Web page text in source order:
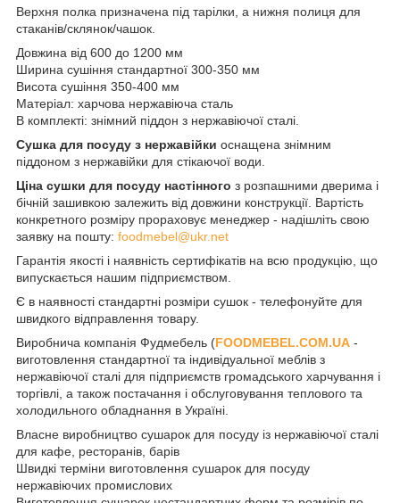
Верхня полка призначена під тарілки, а нижня полиця для
стаканів/склянок/чашок.
Довжина від 600 до 1200 мм
Ширина сушіння стандартної 300-350 мм
Висота сушіння 350-400 мм
Матеріал: харчова нержавіюча сталь
В комплекті: знімний піддон з нержавіючої сталі.
Сушка для посуду з нержавійки оснащена знімним
піддоном з нержавійки для стікаючої води.
Ціна сушки для посуду настінного з розпашними дверима і
бічній зашивкою залежить від довжини конструкції. Вартість
конкретного розміру прораховує менеджер - надішліть свою
заявку на пошту: foodmebel@ukr.net
Гарантія якості і наявність сертифікатів на всю продукцію, що
випускається нашим підприємством.
Є в наявності стандартні розміри сушок - телефонуйте для
швидкого відправлення товару.
Виробнича компанія Фудмебель (FOODMEBEL.СOM.UA -
виготовлення стандартної та індивідуальної меблів з
нержавіючої сталі для підприємств громадського харчування і
торгівлі, а також постачання і обслуговування теплового та
холодильного обладнання в Україні.
Власне виробництво сушарок для посуду із нержавіючої сталі
для кафе, ресторанів, барів
Швидкі терміни виготовлення сушарок для посуду
нержавіючих промислових